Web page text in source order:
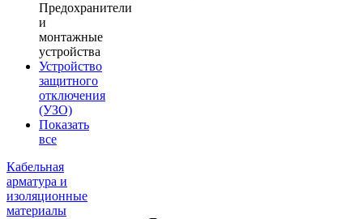
Предохранители
и
монтажные
устройства
Устройство
защитного
отключения
(УЗО)
Показать
все
Кабельная
арматура и
изоляционные
материалы